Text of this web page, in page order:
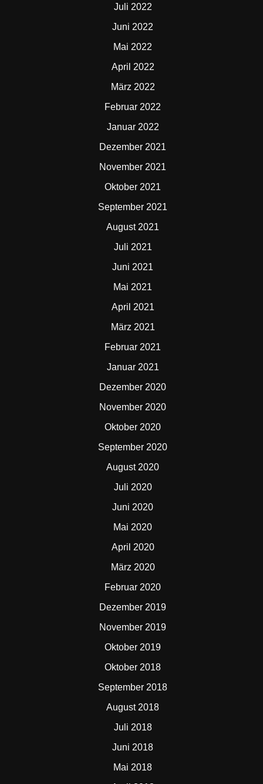
Juli 2022
Juni 2022
Mai 2022
April 2022
März 2022
Februar 2022
Januar 2022
Dezember 2021
November 2021
Oktober 2021
September 2021
August 2021
Juli 2021
Juni 2021
Mai 2021
April 2021
März 2021
Februar 2021
Januar 2021
Dezember 2020
November 2020
Oktober 2020
September 2020
August 2020
Juli 2020
Juni 2020
Mai 2020
April 2020
März 2020
Februar 2020
Dezember 2019
November 2019
Oktober 2019
Oktober 2018
September 2018
August 2018
Juli 2018
Juni 2018
Mai 2018